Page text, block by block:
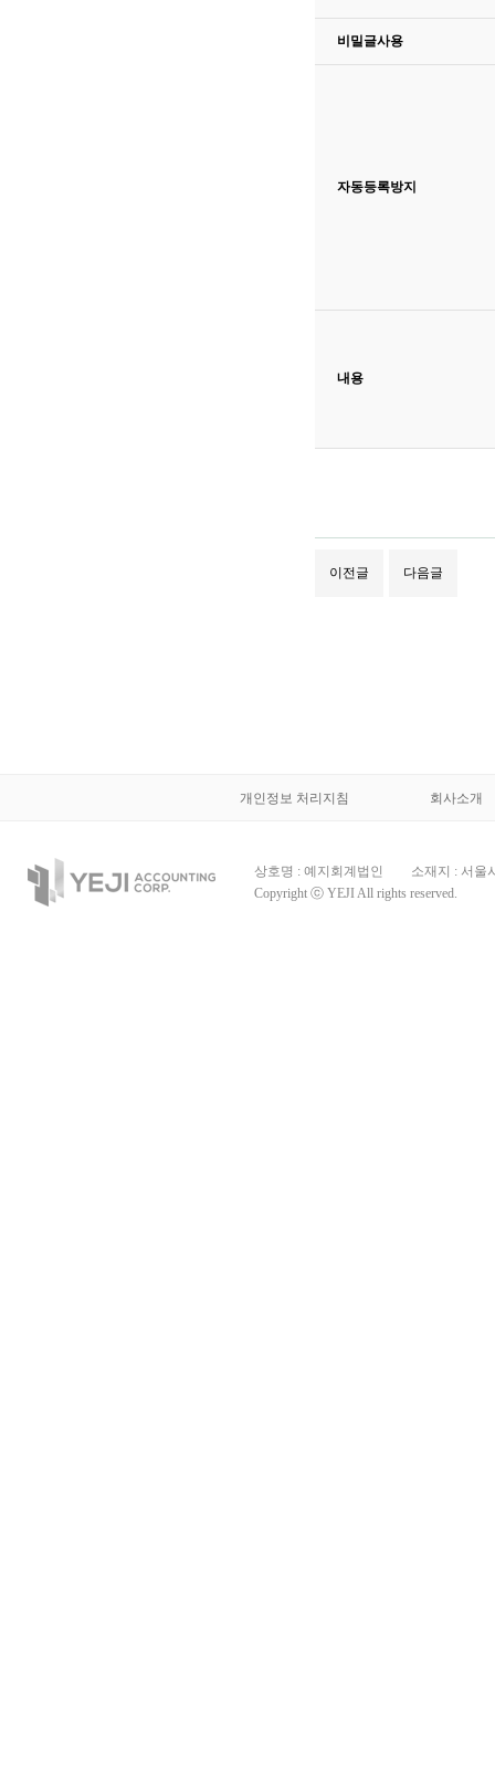
비밀글사용
자동등록방지
내용
이전글 다음글
개인정보 처리지침 회사소개
상호명 : 예지회계법인
소재지 : 서울
Copyright ⓒ YEJI All rights reserved.